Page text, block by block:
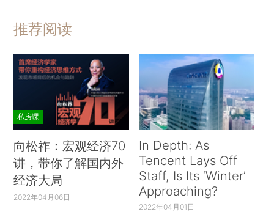
推荐阅读
私房课
向松祚：宏观经济70
讲，带你了解国内外
经济大局
2022年04月06日
In Depth: As
Tencent Lays Off
Staff, Is Its ‘Winter’
Approaching?
2022年04月01日